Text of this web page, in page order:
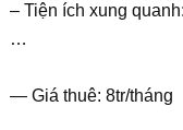
– Tiện ích xung
…
— Giá thuê: 8tr/tháng